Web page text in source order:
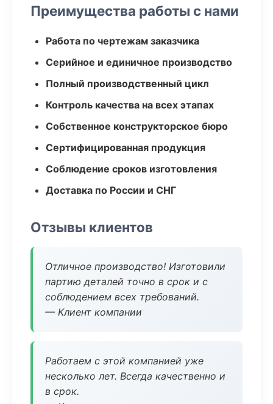
Преимущества работы с нами
Работа по чертежам заказчика
Серийное и единичное производство
Полный производственный цикл
Контроль качества на всех этапах
Собственное конструкторское бюро
Сертифицированная продукция
Соблюдение сроков изготовления
Доставка по России и СНГ
Отзывы клиентов
Отличное производство! Изготовили
партию деталей точно в срок и с
соблюдением всех требований.
— Клиент компании
Работаем с этой компанией уже
несколько лет. Всегда качественно и
в срок.